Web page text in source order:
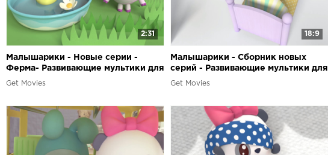
2:31
Малышарики - Новые серии -
Ферма- Развивающие мультики для
самых маленьких
Get Movies
18:9
Малышарики - Сборник новых
серий - Развивающие мультики для
самых маленьких
Get Movies